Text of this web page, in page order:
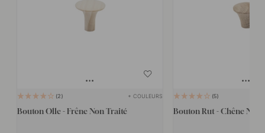
2 + COULEURS
Bouton Olle - Frêne Non Traité
5
Bouton Rut - Chêne Non